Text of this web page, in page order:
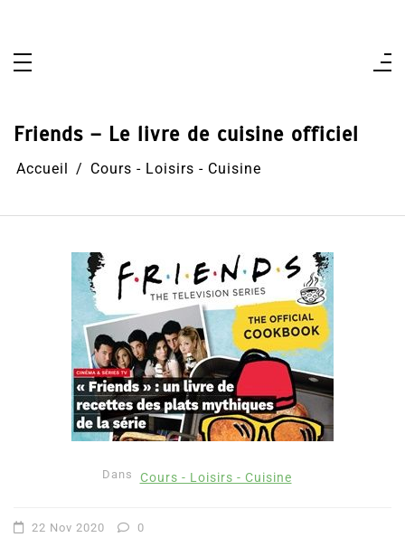
Friends – Le livre de cuisine officiel
Accueil Cours - Loisirs - Cuisine
Dans Cours - Loisirs - Cuisine
22 Nov 2020 0